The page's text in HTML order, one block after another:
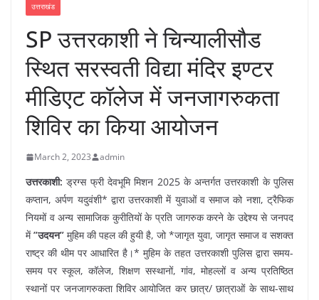
उत्तराखंड
SP उत्तरकाशी ने चिन्यालीसौड
स्थित सरस्वती विद्या मंदिर इण्टर
मीडिएट कॉलेज में जनजागरुकता
शिविर का किया आयोजन
March 2, 2023 admin
उत्तरकाशी: ड्रग्स फ्री देवभूमि मिशन 2025 के अन्तर्गत उत्तरकाशी के पुलिस
कप्तान, अर्पण यदुवंशी* द्वारा उत्तरकाशी में युवाओं व समाज को नशा, ट्रैफिक
नियमों व अन्य सामाजिक कुरीतियों के प्रति जागरुक करने के उद्देश्य से जनपद
में”उदयन” मुहिम की पहल की हुयी है, जो *जागृत युवा, जागृत समाज व सशक्त
राष्ट्र की थीम पर आधारित है।* मुहिम के तहत उत्तरकाशी पुलिस द्वारा समय-
समय पर स्कूल, कॉलेज, शिक्षण सस्थानों, गांव, मोहल्लों व अन्य प्रतिष्ठित
स्थानों पर जनजागरुकता शिविर आयोजित कर छात्र/ छात्राओं के साथ-साथ